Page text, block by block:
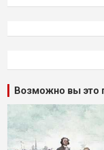
Возможно вы это